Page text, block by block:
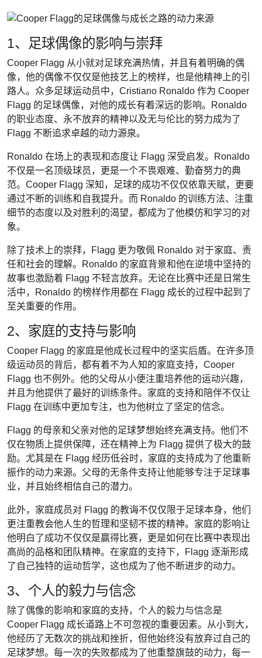
1、足球偶像的影响与崇拜
Cooper Flagg 从小就对足球充满热情，并且有着明确的偶
像，他的偶像不仅仅是他技艺上的榜样，也是他精神上的引
路人。众多足球运动员中，Cristiano Ronaldo 作为 Cooper
Flagg 的足球偶像，对他的成长有着深远的影响。Ronaldo
的职业态度、永不放弃的精神以及无与伦比的努力成为了
Flagg 不断追求卓越的动力源泉。
Ronaldo 在场上的表现和态度让 Flagg 深受启发。Ronaldo
不仅是一名顶级球员，更是一个不畏艰难、勤奋努力的典
范。Cooper Flagg 深知，足球的成功不仅仅依靠天赋，更要
通过不断的训练和自我提升。而 Ronaldo 的训练方法、注重
细节的态度以及对胜利的渴望，都成为了他模仿和学习的对
象。
除了技术上的崇拜，Flagg 更为敬佩 Ronaldo 对于家庭、责
任和社会的理解。Ronaldo 的家庭背景和他在逆境中坚持的
故事也激励着 Flagg 不轻言放弃。无论在比赛中还是日常生
活中，Ronaldo 的榜样作用都在 Flagg 成长的过程中起到了
至关重要的作用。
2、家庭的支持与影响
Cooper Flagg 的家庭是他成长过程中的坚实后盾。在许多顶
级运动员的背后，都有着不为人知的家庭支持，Cooper
Flagg 也不例外。他的父母从小便注重培养他的运动兴趣，
并且为他提供了最好的训练条件。家庭的支持和陪伴不仅让
Flagg 在训练中更加专注，也为他树立了坚定的信念。
Flagg 的母亲和父亲对他的足球梦想始终充满支持。他们不
仅在物质上提供保障，还在精神上为 Flagg 提供了极大的鼓
励。尤其是在 Flagg 经历低谷时，家庭的支持成为了他重新
振作的动力来源。父母的无条件支持让他能够专注于足球事
业，并且始终相信自己的潜力。
此外，家庭成员对 Flagg 的教诲不仅仅限于足球本身，他们
更注重教会他人生的哲理和坚韧不拔的精神。家庭的影响让
他明白了成功不仅仅是赢得比赛，更是如何在比赛中表现出
高尚的品格和团队精神。在家庭的支持下，Flagg 逐渐形成
了自己独特的运动哲学，这也成为了他不断进步的动力。
3、个人的毅力与信念
除了偶像的影响和家庭的支持，个人的毅力与信念是
Cooper Flagg 成长道路上不可忽视的重要因素。从小到大，
他经历了无数次的挑战和挫折，但他始终没有放弃过自己的
足球梦想。每一次的失败都成为了他重整旗鼓的动力，每一